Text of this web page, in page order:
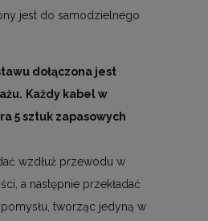
jest do samodzielnego
dołączona jest
Każdy kabel w
5 sztuk zapasowych
wzdłuż przewodu w
a następnie przekładać
tworząc jedyną w